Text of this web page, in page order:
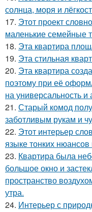
солнца, моря и
17. Этот проект
маленькие семейные
18. Эта квартира
19. Эта стильная
20. Эта квартира
поэтому при её
на универсальность и
21. Старый комод
заботливым рукам и
22. Этот интерьер
языке тонких
23. Квартира была
большое окно и
пространство
утра.
24. Интерьер с